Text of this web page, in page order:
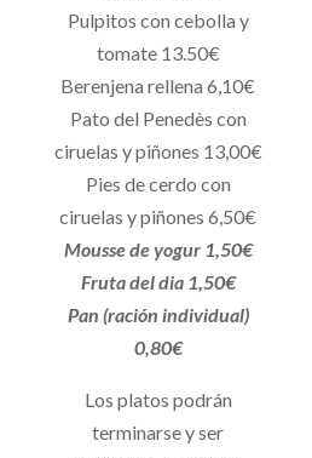
Pulpitos con cebolla y
tomate 13.50€
Berenjena rellena 6,10€
Pato del Penedès con
ciruelas y piñones 13,00€
Pies de cerdo con
ciruelas y piñones 6,50€
Mousse de yogur 1,50€
Fruta del dia 1,50€
Pan (ración individual)
0,80€
Los platos podrán
terminarse y ser